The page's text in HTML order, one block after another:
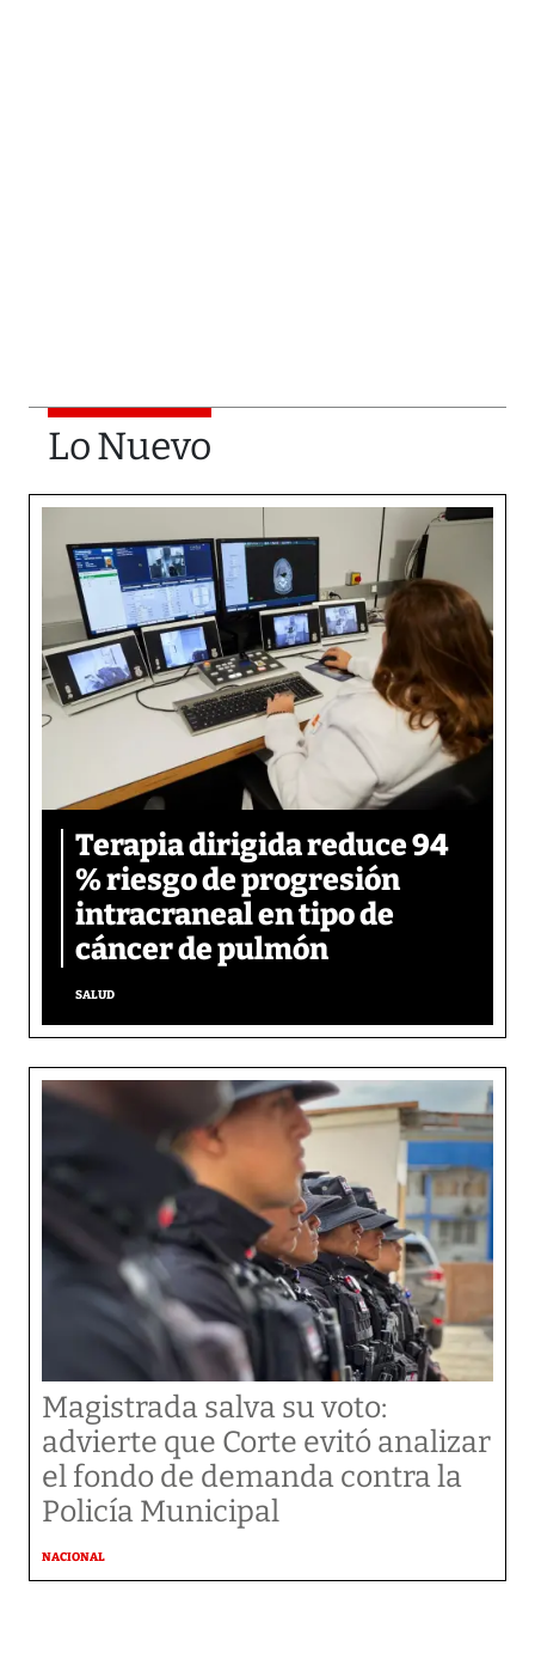
Lo Nuevo
Terapia dirigida reduce 94
% riesgo de progresión
intracraneal en tipo de
cáncer de pulmón
SALUD
Magistrada salva su voto:
advierte que Corte evitó analizar
el fondo de demanda contra la
Policía Municipal
NACIONAL